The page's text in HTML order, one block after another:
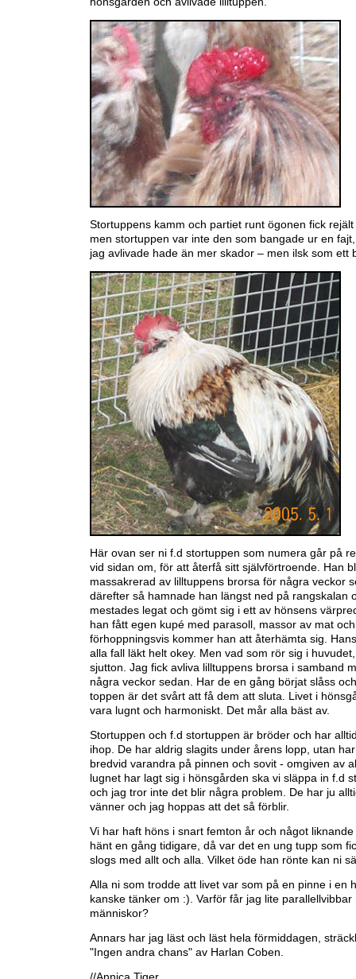
Stortuppens kamm och partiet runt ögonen fick
men stortuppen var inte den som bangade ur en
jag avlivade hade än mer skador – men ilsk som ett
Här ovan ser ni f.d stortuppen som numera går på
vid sidan om, för att återfå sitt självförtroende. Han
massakrerad av lilltuppens brorsa för några veckor
därefter så hamnade han längst ned på rangskalan
mestades legat och gömt sig i ett av hönsens
han fått egen kupé med parasoll, massor av mat
förhoppningsvis kommer han att återhämta sig.
alla fall läkt helt okey. Men vad som rör sig i
sjutton. Jag fick avliva lilltuppens brorsa i samband
några veckor sedan. Har de en gång börjat slåss
toppen är det svårt att få dem att sluta. Livet i
vara lugnt och harmoniskt. Det mår alla bäst av.
Stortuppen och f.d stortuppen är bröder och har
ihop. De har aldrig slagits under årens lopp, utan
bredvid varandra på pinnen och sovit - omgiven av
lugnet har lagt sig i hönsgården ska vi släppa in f.d
och jag tror inte det blir några problem. De har ju
vänner och jag hoppas att det så förblir.
Vi har haft höns i snart femton år och något
hänt en gång tidigare, då var det en ung tupp som
slogs med allt och alla. Vilket öde han rönte kan ni
Alla ni som trodde att livet var som på en pinne i en
kanske tänker om :). Varför får jag lite parallellvibbar
människor?
Annars har jag läst och läst hela förmiddagen,
"Ingen andra chans" av Harlan Coben.